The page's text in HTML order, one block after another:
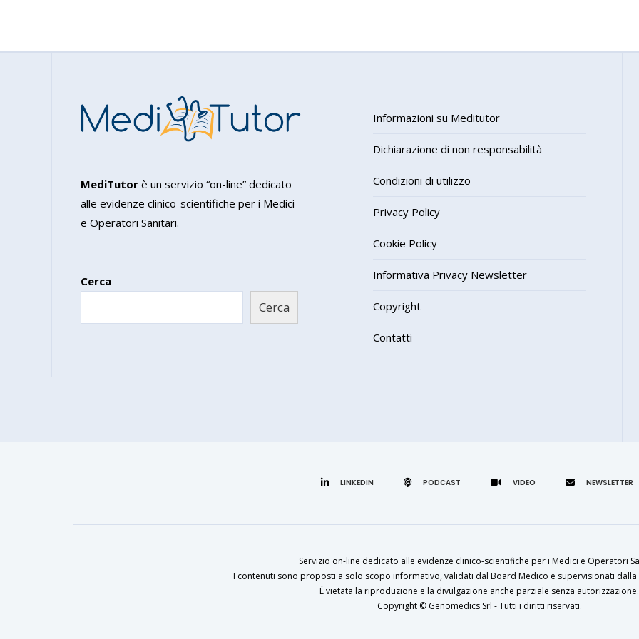
MediTutor è un servizio “on-line” dedicato
alle evidenze clinico-scientifiche per i Medici
e Operatori Sanitari.
Cerca
Cerca
Informazioni su Meditutor
Dichiarazione di non responsabilità
Condizioni di utilizzo
Privacy Policy
Cookie Policy
Informativa Privacy Newsletter
Copyright
Contatti
LINKEDIN
Servizio on-line dedicato alle evidenze clinico-scientifiche per i Medici e Operatori
I contenuti sono proposti a solo scopo informativo, validati dal Board Medico e supervisionati dalla
È vietata la riproduzione e la divulgazione anche parziale senza autorizzazione.
Copyright © Genomedics Srl - Tutti i diritti riservati.